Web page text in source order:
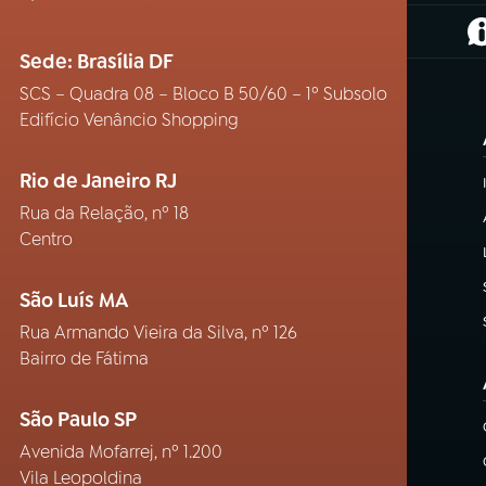
Sede: Brasília DF
SCS – Quadra 08 – Bloco B 50/60 – 1º Subsolo
Edifício Venâncio Shopping
Rio de Janeiro RJ
Rua da Relação, nº 18
Centro
São Luís MA
Rua Armando Vieira da Silva, nº 126
Bairro de Fátima
São Paulo SP
Avenida Mofarrej, nº 1.200
Vila Leopoldina